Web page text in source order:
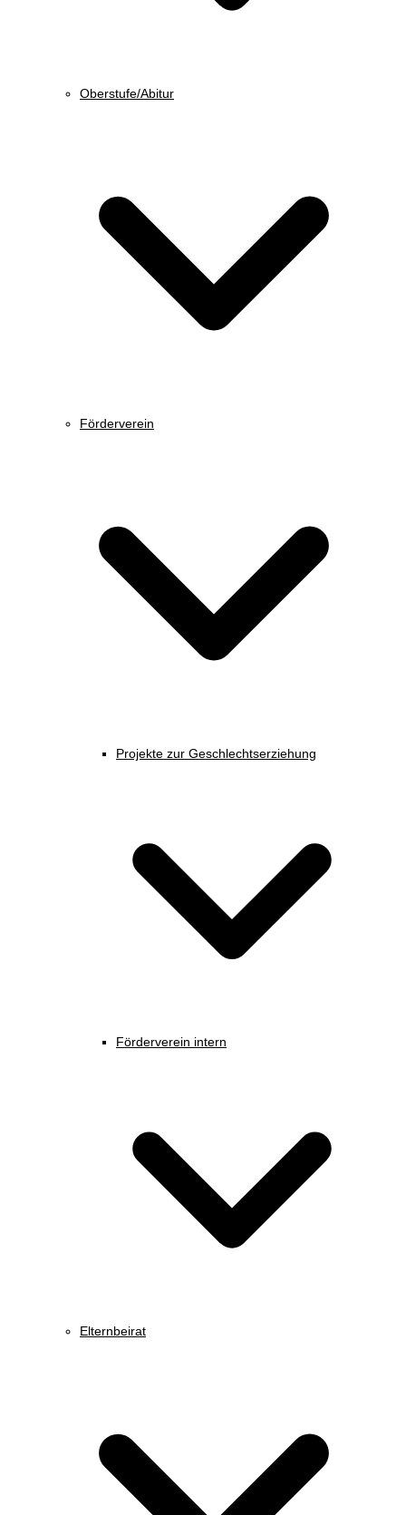
Oberstufe/Abitur
Förderverein
Projekte zur Geschlechtserziehung
Förderverein intern
Elternbeirat